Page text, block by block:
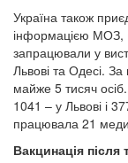
Україна також
інформацією МОЗ,
запрацювали у
Львові та Одесі.
майже 5 тисяч
1041 – у Львові і
працювала 21
Вакцинація після